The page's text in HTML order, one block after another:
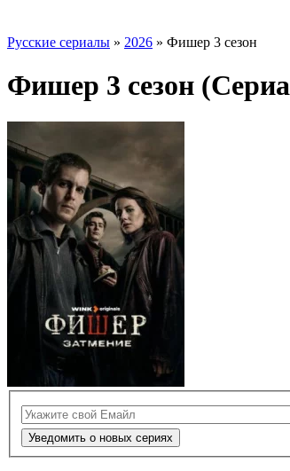
Русские сериалы » 2026 » Фишер 3 сезон
Фишер 3 сезон
Уведомить о новых сериях